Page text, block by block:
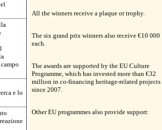
e lo
All the winners receive a plaque or trophy.
The six grand prix winners also receive €10 000
each.
The awards are supported by the EU Culture
Programme, which has invested more than €32
million in co-financing heritage-related projects
since 2007.
Other EU programmes also provide support: